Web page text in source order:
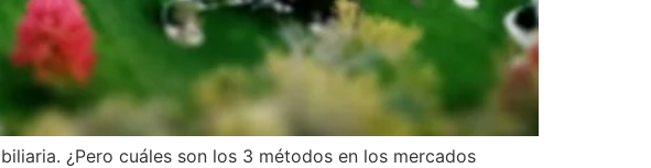
¿Pero cuáles son los 3 métodos en los mercados